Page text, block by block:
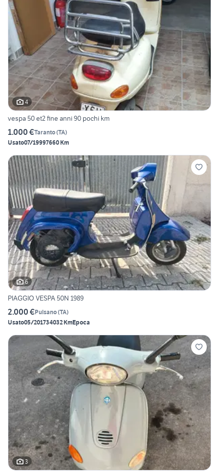
4
vespa 50 et2 fine anni 90 pochi km
1.000 €Taranto(TA)
Usato07/19997660 Km
6
PIAGGIO VESPA 50N 1989
2.000 €Pulsano(TA)
Usato05/201734032 KmEpoca
3